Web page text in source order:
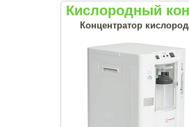
Кислородный
Концентратор